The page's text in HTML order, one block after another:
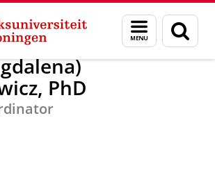
Menu
en
zoeken
M.E. (Magdalena) Majchrowicz, PhD
PhD